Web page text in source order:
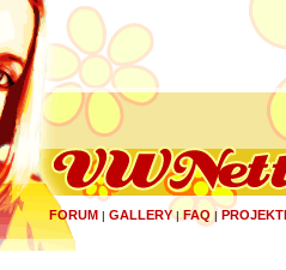
FORUM | GALLERY|FAQ |